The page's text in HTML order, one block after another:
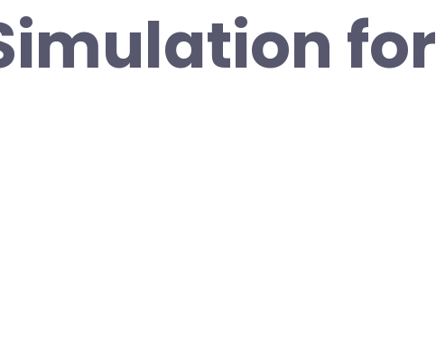
for